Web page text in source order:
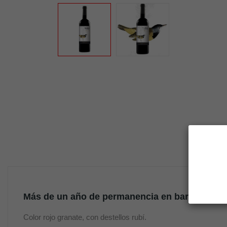
Más de un año de permanencia en barrica y
Color rojo granate, con destellos rubí.